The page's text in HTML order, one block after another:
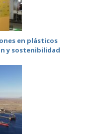
en plásticos
y sostenibilidad